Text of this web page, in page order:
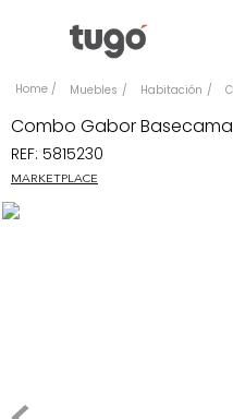
Muebles Habitación
Combo Gabor
REF: 5815230
MARKETPLACE
Comedor
Escritorio